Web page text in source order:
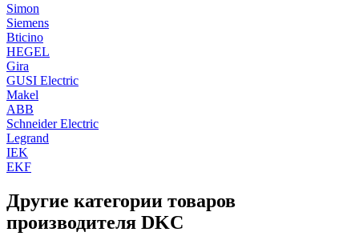
Simon
Siemens
Bticino
HEGEL
Gira
GUSI Electric
Makel
ABB
Schneider Electric
Legrand
IEK
EKF
Другие категории товаров
производителя DKC